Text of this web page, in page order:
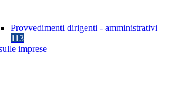
Provvedimenti dirigenti - amministrativi
113
imprese